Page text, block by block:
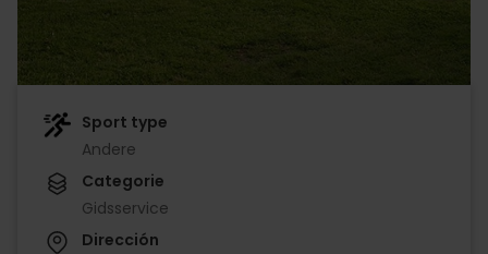
Sport type
Andere
Categorie
Gidsservice
Dirección